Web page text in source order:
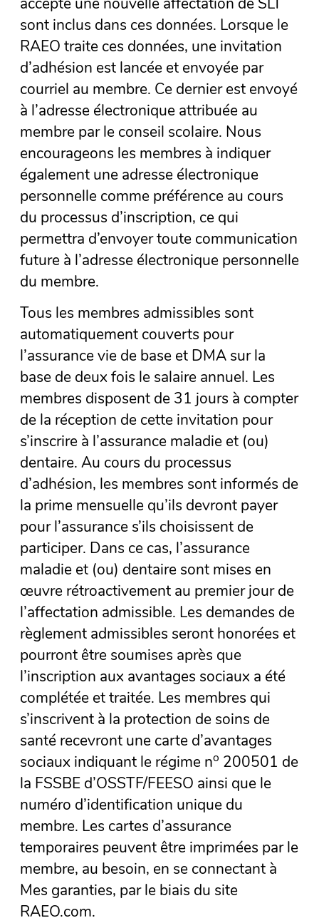
sont inclus dans ces données. Lorsque le
RAEO traite ces données, une invitation
d’adhésion est lancée et envoyée par
courriel au membre. Ce dernier est envoyé
à l’adresse électronique attribuée au
membre par le conseil scolaire. Nous
encourageons les membres à indiquer
également une adresse électronique
personnelle comme préférence au cours
du processus d’inscription, ce qui
permettra d’envoyer toute communication
future à l’adresse électronique personnelle
du membre.
Tous les membres admissibles sont
automatiquement couverts pour
l’assurance vie de base et DMA sur la
base de deux fois le salaire annuel. Les
membres disposent de 31 jours à compter
de la réception de cette invitation pour
s’inscrire à l’assurance maladie et (ou)
dentaire. Au cours du processus
d’adhésion, les membres sont informés de
la prime mensuelle qu’ils devront payer
pour l’assurance s’ils choisissent de
participer. Dans ce cas, l’assurance
maladie et (ou) dentaire sont mises en
œuvre rétroactivement au premier jour de
l’affectation admissible. Les demandes de
règlement admissibles seront honorées et
pourront être soumises après que
l’inscription aux avantages sociaux a été
complétée et traitée. Les membres qui
s’inscrivent à la protection de soins de
santé recevront une carte d’avantages
sociaux indiquant le régime no 200501 de
la FSSBE d’OSSTF/FEESO ainsi que le
numéro d’identification unique du
membre. Les cartes d’assurance
temporaires peuvent être imprimées par le
membre, au besoin, en se connectant à
Mes garanties, par le biais du site
RAEO.com.